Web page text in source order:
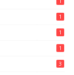
1
1
1
3